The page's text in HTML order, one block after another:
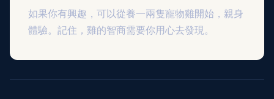
如果你有興趣，可以從養一兩隻寵物雞開始，親身
體驗。記住，雞的智商需要你用心去發現。